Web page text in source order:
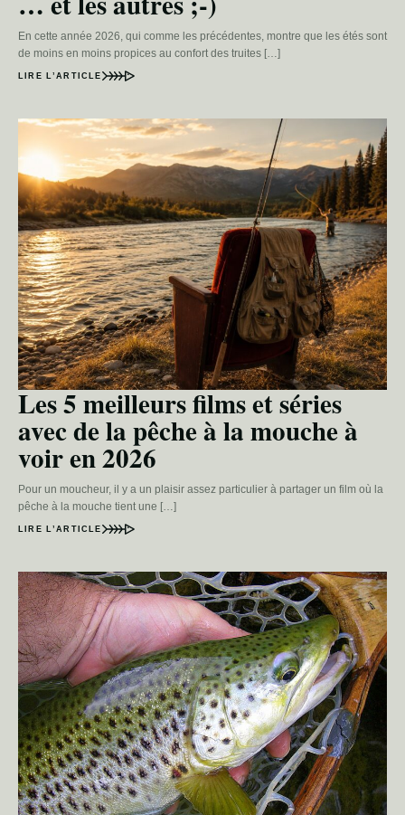
En cette année 2026, qui comme les précédentes, montre que les étés sont
de moins en moins propices au confort des truites […]
LIRE L’ARTICLE
Les 5 meilleurs films et séries
avec de la pêche à la mouche à
voir en 2026
Pour un moucheur, il y a un plaisir assez particulier à partager un film où la
pêche à la mouche tient une […]
LIRE L’ARTICLE